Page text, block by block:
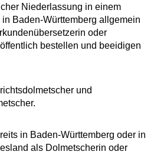
Niederlassung in einem
Baden-Württemberg allgemein
oder
bestellen und beeidigen
und
in Baden-Württemberg oder in
als Dolmetscherin oder